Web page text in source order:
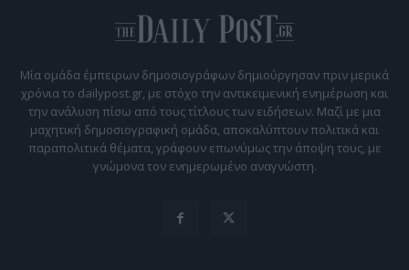
Μία ομάδα έμπειρων δημοσιογράφων δημιούργησαν πριν μερικά
χρόνια το dailypost.gr, με στόχο την αντικειμενική ενημέρωση και
την ανάλυση πίσω από τους τίτλους των ειδήσεων. Μαζί με μια
μαχητική δημοσιογραφική ομάδα, αποκαλύπτουν πολιτικά και
παραπολιτικά θέματα, γράφουν επωνύμως την άποψη τους, με
γνώμονα τον ενημερωμένο αναγνώστη.